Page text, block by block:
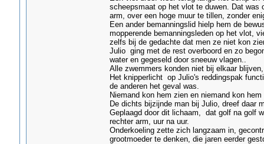
scheepsmaat op het vlot te duwen. Dat was
arm, over een hoge muur te tillen, zonder
Een ander bemanningslid hielp hem de
mopperende bemanningsleden op het vlot,
zelfs bij de gedachte dat men ze niet kon
Julio ging met de rest overboord en zo
water en gegeseld door sneeuw vlagen..
Alle zwemmers konden niet bij elkaar
Het knipperlicht op Julio's reddingspak
de anderen het geval was.
Niemand kon hem zien en niemand kon hem
De dichts bijzijnde man bij Julio, dreef daar
Geplaagd door dit lichaam, dat golf na golf
rechter arm, uur na uur.
Onderkoeling zette zich langzaam in,
grootmoeder te denken, die jaren eerder